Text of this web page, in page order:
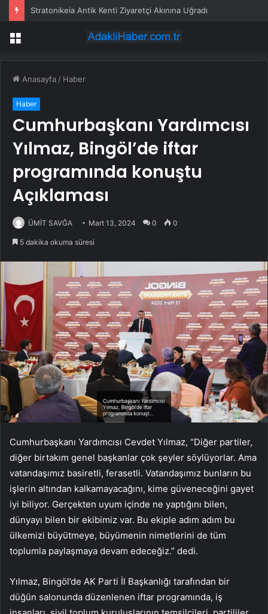
Stratonikeia Antik Kenti Ziyaretçi Akınına Uğradı
Menü
Anasayfa / Haber
Haber
Cumhurbaşkanı Yardımcısı
Yılmaz, Bingöl’de iftar
programında konuştu
Açıklaması
ÜMİT SAVĞA Mart 13, 2024 0 0
5 dakika okuma süresi
Cumhurbaşkanı Yardımcısı Cevdet Yılmaz, “Diğer partiler,
diğer birtakım genel başkanlar çok şeyler söylüyorlar. Ama
vatandaşımız basiretli, ferasetli. Vatandaşımız bunların bu
işlerin altından kalkamayacağını, kime güveneceğini gayet
iyi biliyor. Gerçekten uyum içinde ne yaptığını bilen,
dünyayı bilen bir ekibimiz var. Bu ekiple adım adım bu
ülkemizi büyütmeye, büyümenin nimetlerini de tüm
toplumla paylaşmaya devam edeceğiz.” dedi.
Yılmaz, Bingöl’de AK Parti İl Başkanlığı tarafından bir
düğün salonunda düzenlenen iftar programında, iş